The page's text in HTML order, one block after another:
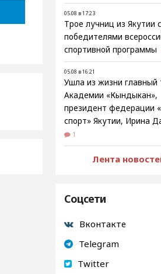
05.08 в 17:23
Трое лучниц из Якутии
победителями
спортивной программы
05.08 в 16:21
Ушла из жизни главный
Академии «Кындыкан»,
президент федерации
спорт» Якутии, Ирина
1
Лента
Соцсети
Вконтакте
Telegram
Twitter